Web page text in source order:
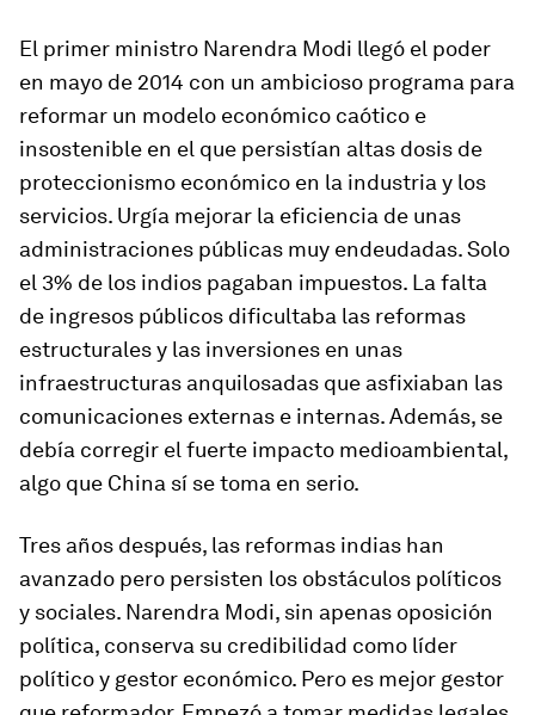
El primer ministro Narendra Modi llegó el poder
en mayo de 2014 con un ambicioso programa para
reformar un modelo económico caótico e
insostenible en el que persistían altas dosis de
proteccionismo económico en la industria y los
servicios. Urgía mejorar la eficiencia de unas
administraciones públicas muy endeudadas. Solo
el 3% de los indios pagaban impuestos. La falta
de ingresos públicos dificultaba las reformas
estructurales y las inversiones en unas
infraestructuras anquilosadas que asfixiaban las
comunicaciones externas e internas. Además, se
debía corregir el fuerte impacto medioambiental,
algo que China sí se toma en serio.
Tres años después, las reformas indias han
avanzado pero persisten los obstáculos políticos
y sociales. Narendra Modi, sin apenas oposición
política, conserva su credibilidad como líder
político y gestor económico. Pero es mejor gestor